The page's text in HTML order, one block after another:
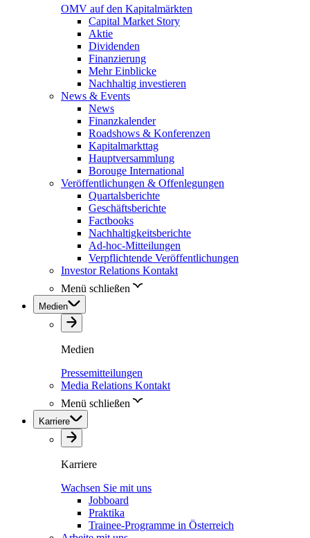
OMV auf den Kapitalmärkten
Capital Market Story
Aktie
Dividenden
Finanzierung
Mehr Einblicke
Nachhaltig investieren
News & Events
News
Finanzkalender
Roadshows & Konferenzen
Kapitalmarkttag
Hauptversammlung
Borouge International
Veröffentlichungen & Offenlegungen
Quartalsberichte
Geschäftsberichte
Factbooks
Nachhaltigkeitsberichte
Ad-hoc-Mitteilungen
Verpflichtende Veröffentlichungen
Investor Relations Kontakt
Menü schließen
Medien
Medien
Pressemitteilungen
Media Relations Kontakt
Menü schließen
Karriere
Karriere
Wachsen Sie mit uns
Jobboard
Praktika
Trainee-Programme in Österreich